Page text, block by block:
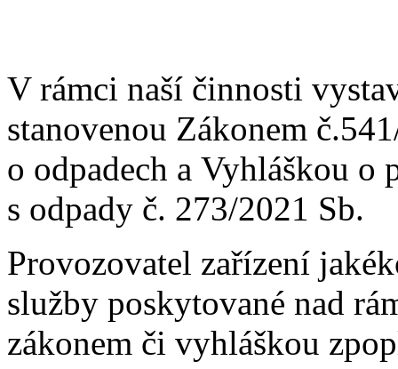
V rámci naší činnosti
stanovenou Zákonem
o odpadech a Vyhláškou o
s odpady č. 273/2021 Sb.
Provozovatel zařízení
služby poskytované nad
zákonem či vyhláškou